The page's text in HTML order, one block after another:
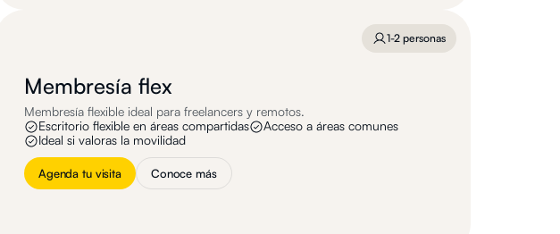
Membresía flex
Membresía flexible ideal para freelancers y remotos.
Escritorio flexible en áreas compartidas
Acceso a áreas comunes
Ideal si valoras la movilidad
Agenda tu visita Conoce más
1-2 personas